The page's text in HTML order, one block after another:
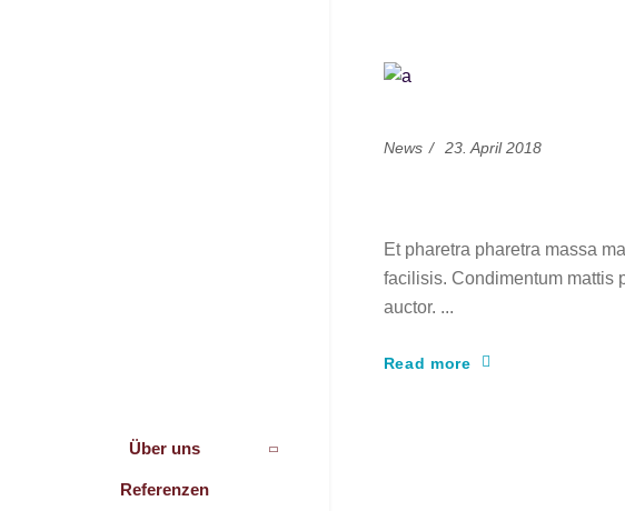
Über uns
Referenzen
News 23. April 2018
Et pharetra pharetra massa
facilisis. Condimentum mattis
auctor.
Read more